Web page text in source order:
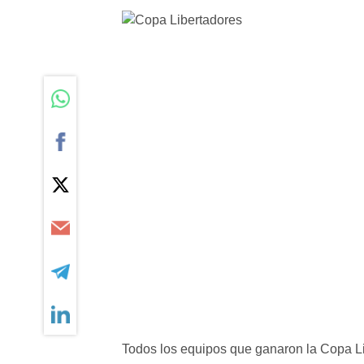
Todos los equipos que ganaron la Copa